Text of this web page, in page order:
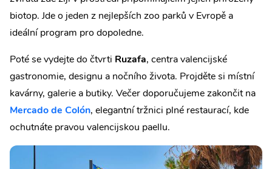
biotop. Jde o jeden z nejlepších zoo parků v Evropě a
ideální program pro dopoledne.
Poté se vydejte do čtvrti Ruzafa, centra valencijské
gastronomie, designu a nočního života. Projděte si místní
kavárny, galerie a butiky. Večer doporučujeme zakončit na
Mercado de Colón, elegantní tržnici plné restaurací, kde
ochutnáte pravou valencijskou paellu.